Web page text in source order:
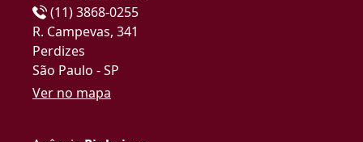
(11) 3868-0255
R. Campevas, 341
Perdizes
São Paulo - SP
Ver no mapa